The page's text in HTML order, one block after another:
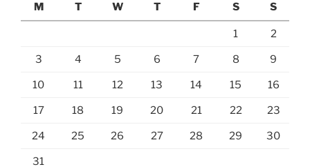
M
T W T F S S
1 2
3 4 5 6 7 8 9
10 11 12 13 14 15 16
17 18 19 20 21 22 23
24 25 26 27 28 29 30
31